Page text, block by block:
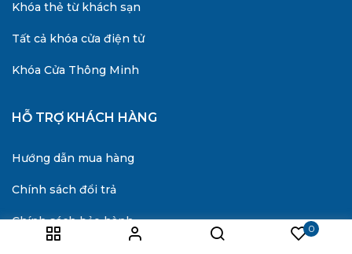
0
Khóa thẻ từ khách sạn
Tất cả khóa cửa điện tử
Khóa Cửa Thông Minh
HỖ TRỢ KHÁCH HÀNG
Hướng dẫn mua hàng
Chính sách đổi trả
Chính sách bảo hành